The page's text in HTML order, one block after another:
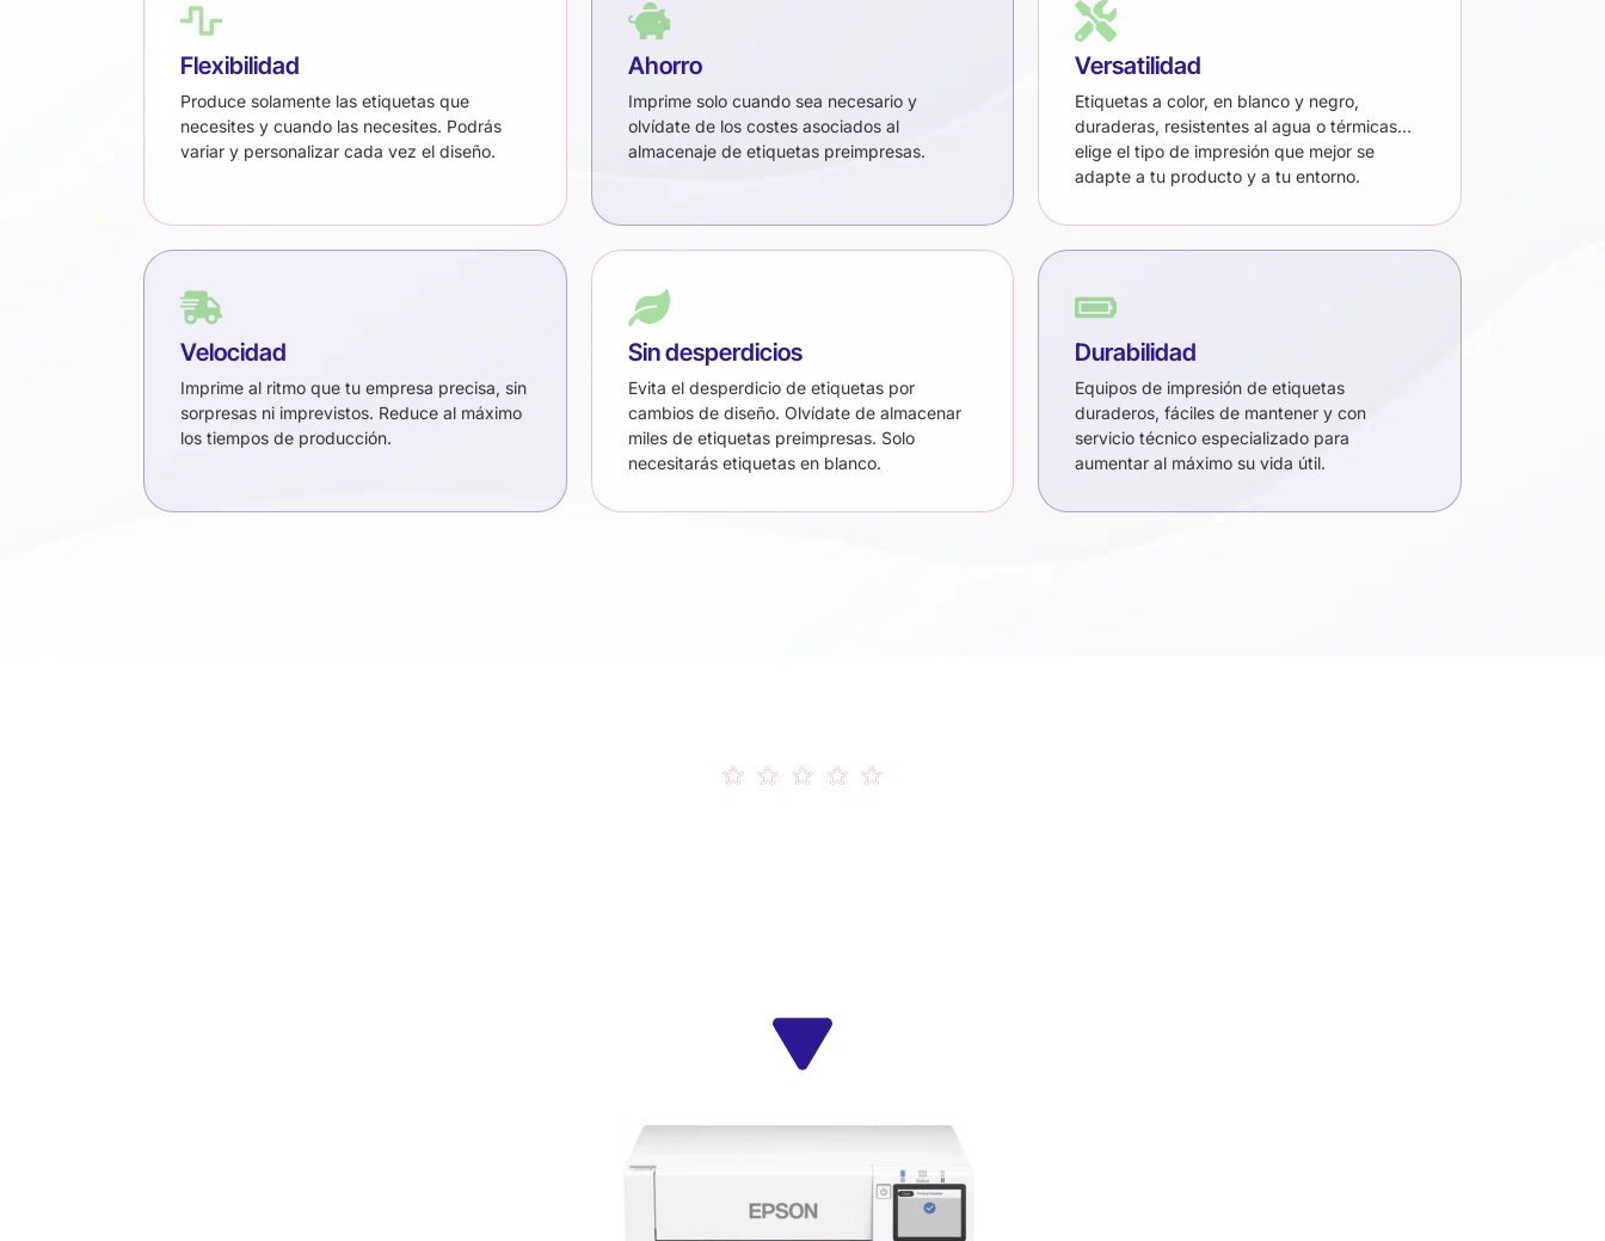
Flexibilidad
Produce solamente las etiquetas que
necesites y cuando las necesites. Podrás
variar y personalizar cada vez el diseño.
Ahorro
Imprime solo cuando sea necesario y
olvídate de los costes asociados al
almacenaje de etiquetas preimpresas.
Versatilidad
Etiquetas a color, en blanco y negro,
duraderas, resistentes al agua o térmicas…
elige el tipo de impresión que mejor se
adapte a tu producto y a tu entorno.
Velocidad
Imprime al ritmo que tu empresa precisa, sin
sorpresas ni imprevistos. Reduce al máximo
los tiempos de producción.
Sin desperdicios
Evita el desperdicio de etiquetas por
cambios de diseño. Olvídate de almacenar
miles de etiquetas preimpresas. Solo
necesitarás etiquetas en blanco.
Durabilidad
Equipos de impresión de etiquetas
duraderos, fáciles de mantener y con
servicio técnico especializado para
aumentar al máximo su vida útil.